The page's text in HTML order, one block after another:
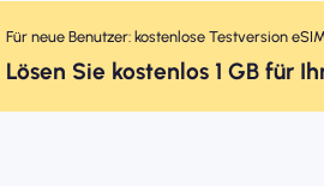
Für neue Benutzer: kostenlose Testversion
Lösen Sie kostenlos 1 GB für